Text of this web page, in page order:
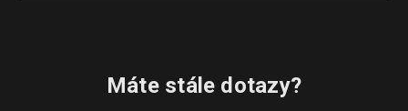
Máte stále dotazy?